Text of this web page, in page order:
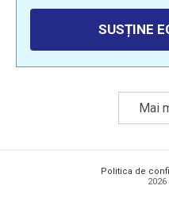
SUSȚINE
Mai
Politica de